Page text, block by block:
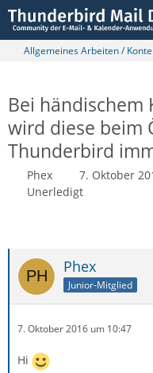
Allgemeines Arbeiten /
Bei händischem
wird diese beim
Thunderbird
Phex 7. Oktober
Unerledigt
Phex
Junior-Mitglied
7. Oktober 2016 um 10:47
Hi